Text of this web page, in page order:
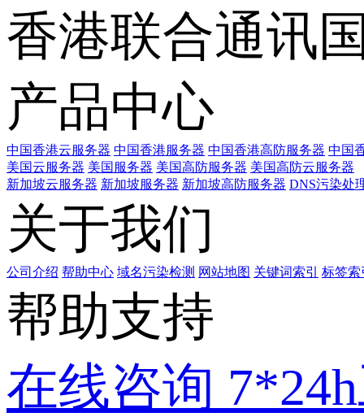
香港联合通讯
产品中心
中国香港云服务器 中国香港服务器 中国香港高防服务器 中国
美国云服务器 美国服务器 美国高防服务器 美国高防云服务器
新加坡云服务器 新加坡服务器 新加坡高防服务器 DNS污染处
关于我们
公司介绍 帮助中心 域名污染检测 网站地图 关键词索引 标签索
帮助支持
在线咨询